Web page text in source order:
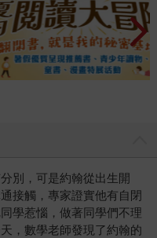
別，可是約翰從出生開
接觸，專家證實他有自閉
學惹惱，做著同學們不理
，數學老師發現了約翰的